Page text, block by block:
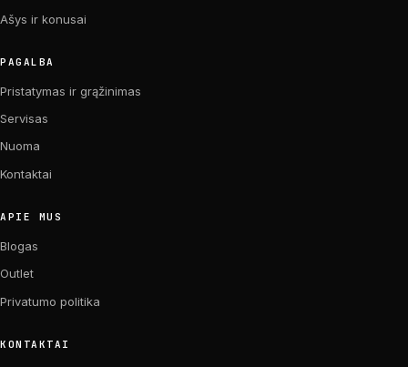
Ašys ir konusai
PAGALBA
Pristatymas ir grąžinimas
Servisas
Nuoma
Kontaktai
APIE MUS
Blogas
Outlet
Privatumo politika
KONTAKTAI